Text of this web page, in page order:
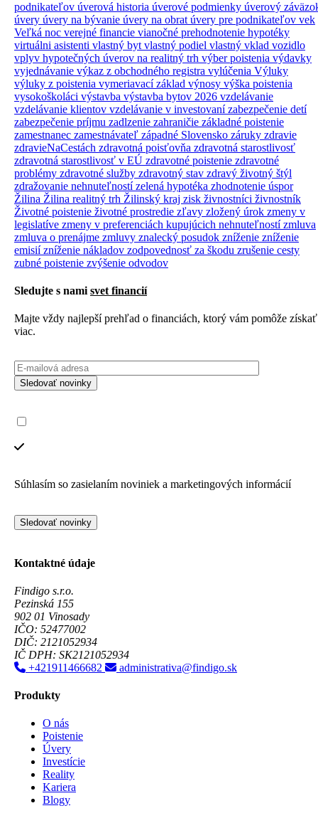
podnikateľov úverová historia úverové podmienky úverový
úvery úvery na bývanie úvery na obrat úvery pre podnikateľov vek
Veľká noc verejné financie vianočné prehodnotenie hypotéky
virtuálni asistenti vlastný byt vlastný podiel vlastný vklad vozidlo
vplyv hypotečných úverov na realitný trh výber poistenia výdavky
vyjednávanie výkaz z obchodného registra vylúčenia Výluky
výluky z poistenia vymeriavací základ výnosy výška poistenia
vysokoškoláci výstavba výstavba bytov 2026 vzdelávanie
vzdelávanie klientov vzdelávanie v investovanízabezpečenie detí
zabezpečenie príjmu zadlzenie zahraničie základné poistenie
zamestnanec zamestnávateľ západné Slovensko záruky zdravie
zdravieNaCestách zdravotná poisťovňa zdravotná starostlivosť
zdravotná starostlivosť v EÚ zdravotné poistenie zdravotné
problémy zdravotné služby zdravotný stav zdravý životný štýl
zdražovanie nehnuteľnostízelená hypotéka zhodnotenie úspor
Žilina Žilina realitný trh Žilinský kraj zisk živnostníci živnostník
Životné poistenie životné prostredie zľavy zložený úrok zmeny v
legislatíve zmeny v preferenciách kupujúcich nehnuteľnostízmluva
zmluva o prenájme zmluvy znalecký posudok zníženie zníženie
emisiízníženie nákladov zodpovednosť za škodu zrušenie cesty
zubné poistenie zvýšenie odvodov
Sledujte s nami svet financií
Majte vždy najlepší prehľad o financiách, ktorý vám pomôže získať
viac.
Sledovať novinky
Súhlasím so zasielaním noviniek a marketingových informácií
Sledovať novinky
Kontaktné údaje
Findigo s.r.o.
Pezinská 155
902 01 Vinosady
IČO: 52477002
DIČ: 2121052934
IČ DPH: SK2121052934
+421911466682
administrativa@findigo.sk
Produkty
O nás
Poistenie
Úvery
Investície
Reality
Kariera
Blogy